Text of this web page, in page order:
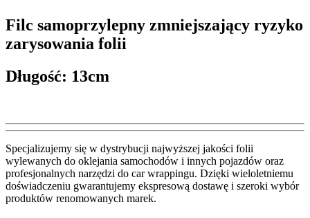
Filc samoprzylepny zmniejszający ryzyko
zarysowania folii
Długość: 13cm
Specjalizujemy się w dystrybucji najwyższej jakości folii
wylewanych do oklejania samochodów i innych pojazdów oraz
profesjonalnych narzędzi do car wrappingu. Dzięki wieloletniemu
doświadczeniu gwarantujemy ekspresową dostawę i szeroki wybór
produktów renomowanych marek.